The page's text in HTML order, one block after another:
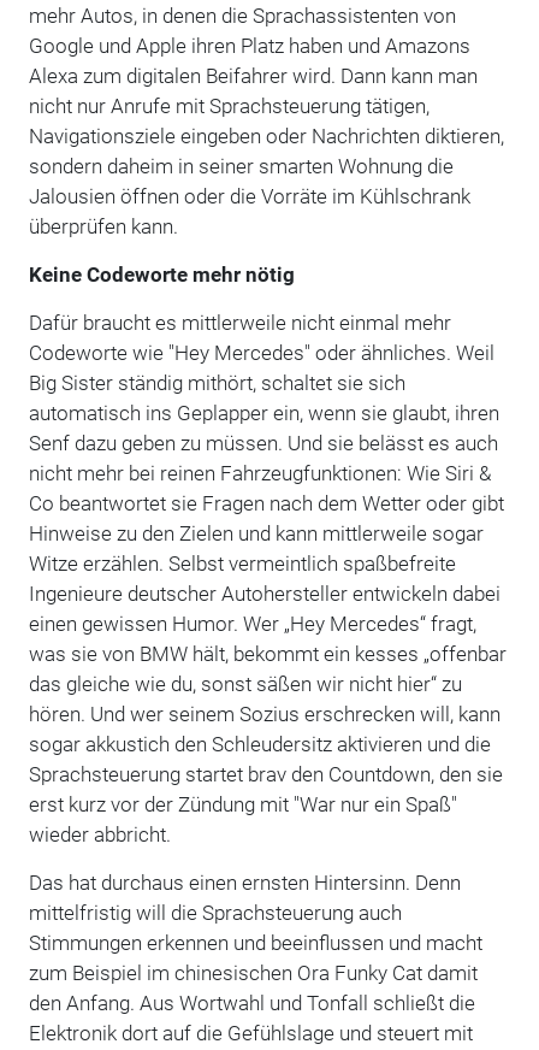
mehr Autos, in denen die Sprachassistenten von
Google und Apple ihren Platz haben und Amazons
Alexa zum digitalen Beifahrer wird. Dann kann man
nicht nur Anrufe mit Sprachsteuerung tätigen,
Navigationsziele eingeben oder Nachrichten diktieren,
sondern daheim in seiner smarten Wohnung die
Jalousien öffnen oder die Vorräte im Kühlschrank
überprüfen kann.
Keine Codeworte mehr nötig
Dafür braucht es mittlerweile nicht einmal mehr
Codeworte wie "Hey Mercedes" oder ähnliches. Weil
Big Sister ständig mithört, schaltet sie sich
automatisch ins Geplapper ein, wenn sie glaubt, ihren
Senf dazu geben zu müssen. Und sie belässt es auch
nicht mehr bei reinen Fahrzeugfunktionen: Wie Siri &
Co beantwortet sie Fragen nach dem Wetter oder gibt
Hinweise zu den Zielen und kann mittlerweile sogar
Witze erzählen. Selbst vermeintlich spaßbefreite
Ingenieure deutscher Autohersteller entwickeln dabei
einen gewissen Humor. Wer „Hey Mercedes“ fragt,
was sie von BMW hält, bekommt ein kesses „offenbar
das gleiche wie du, sonst säßen wir nicht hier“ zu
hören. Und wer seinem Sozius erschrecken will, kann
sogar akkustich den Schleudersitz aktivieren und die
Sprachsteuerung startet brav den Countdown, den sie
erst kurz vor der Zündung mit "War nur ein Spaß"
wieder abbricht.
Das hat durchaus einen ernsten Hintersinn. Denn
mittelfristig will die Sprachsteuerung auch
Stimmungen erkennen und beeinflussen und macht
zum Beispiel im chinesischen Ora Funky Cat damit
den Anfang. Aus Wortwahl und Tonfall schließt die
Elektronik dort auf die Gefühlslage und steuert mit